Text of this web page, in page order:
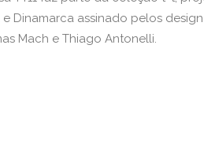
e Dinamarca assinado pelos
Mach e Thiago Antonelli.